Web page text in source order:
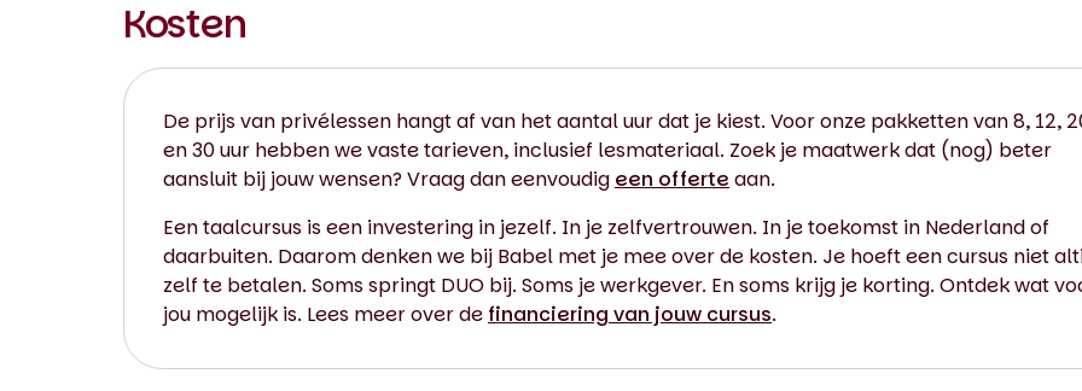
Kosten
De prijs van privélessen hangt af van het aantal uur dat je kiest. Voor onze pakketten van 8, 12,
en 30 uur hebben we vaste tarieven, inclusief lesmateriaal. Zoek je maatwerk dat (nog) beter
aansluit bij jouw wensen? Vraag dan eenvoudig een offerte aan.
Een taalcursus is een investering in jezelf. In je zelfvertrouwen. In je toekomst in Nederland of
daarbuiten. Daarom denken we bij Babel met je mee over de kosten. Je hoeft een cursus niet
zelf te betalen. Soms springt DUO bij. Soms je werkgever. En soms krijg je korting. Ontdek wat
jou mogelijk is. Lees meer over de financiering van jouw cursus.